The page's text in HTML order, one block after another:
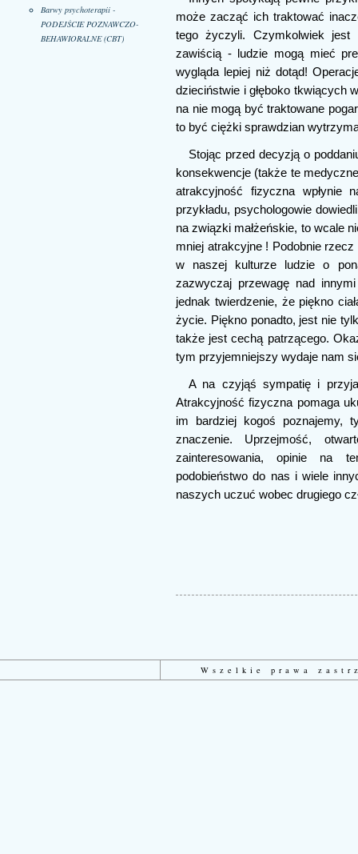
Barwy psychoterapii -
PODEJŚCIE POZNAWCZO-
BEHAWIORALNE (CBT)
może zacząć ich traktować
tego życzyli. Czymkolwiek jest
zawiścią - ludzie mogą mieć
wygląda lepiej niż dotąd!
dzieciństwie i głęboko tkwiących
na nie mogą być traktowane
to być ciężki sprawdzian
Stojąc przed decyzją o
konsekwencje (także te
atrakcyjność fizyczna wpłynie
przykładu, psychologowie
na związki małżeńskie, to wcale
mniej atrakcyjne ! Podobnie
w naszej kulturze ludzie o
zazwyczaj przewagę nad
jednak twierdzenie, że piękno
życie. Piękno ponadto, jest nie
także jest cechą patrzącego.
tym przyjemniejszy wydaje nam
A na czyjąś sympatię i
Atrakcyjność fizyczna pomaga
im bardziej kogoś poznajemy,
znaczenie. Uprzejmość,
zainteresowania, opinie na
podobieństwo do nas i wiele
naszych uczuć wobec drugiego
Wszelkie prawa